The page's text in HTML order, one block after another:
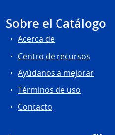
Sobre el Catálogo
Acerca de
Centro de recursos
Ayúdanos a mejorar
Términos de uso
Contacto